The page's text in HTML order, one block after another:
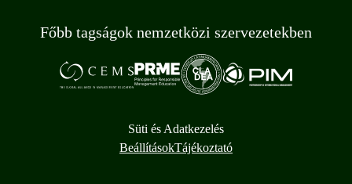
Főbb tagságok nemzetközi szervezetekben
Süti és Adatkezelés
BeállításokTájékoztató